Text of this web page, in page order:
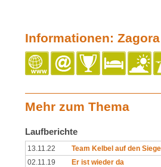
Informationen:
Mehr zum Thema
Laufberichte
13.11.22
Team Kelbel auf den
02.11.19
Er ist wieder da